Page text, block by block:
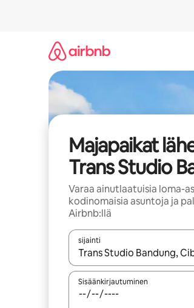
Majapaikat
Trans Studio
Varaa ainutlaatuisia loma-
kodinomaisia asuntoja ja
Airbnb:llä
sijainti
Kun tulokset ovat saatavilla,
Sisäänkirjautuminen